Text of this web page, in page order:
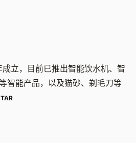
立，目前已推出智能饮水机、智
智能产品，以及猫砂、剃毛刀等